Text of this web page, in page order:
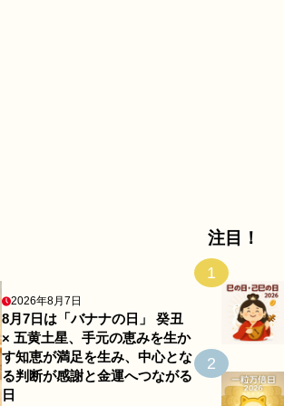
2026年8月7日
8月7日は「バナナの日」 癸丑
× 五黄土星、手元の恵みを生か
す知恵が満足を生み、中心とな
る判断が感謝と金運へつながる
日
注目！
1
2